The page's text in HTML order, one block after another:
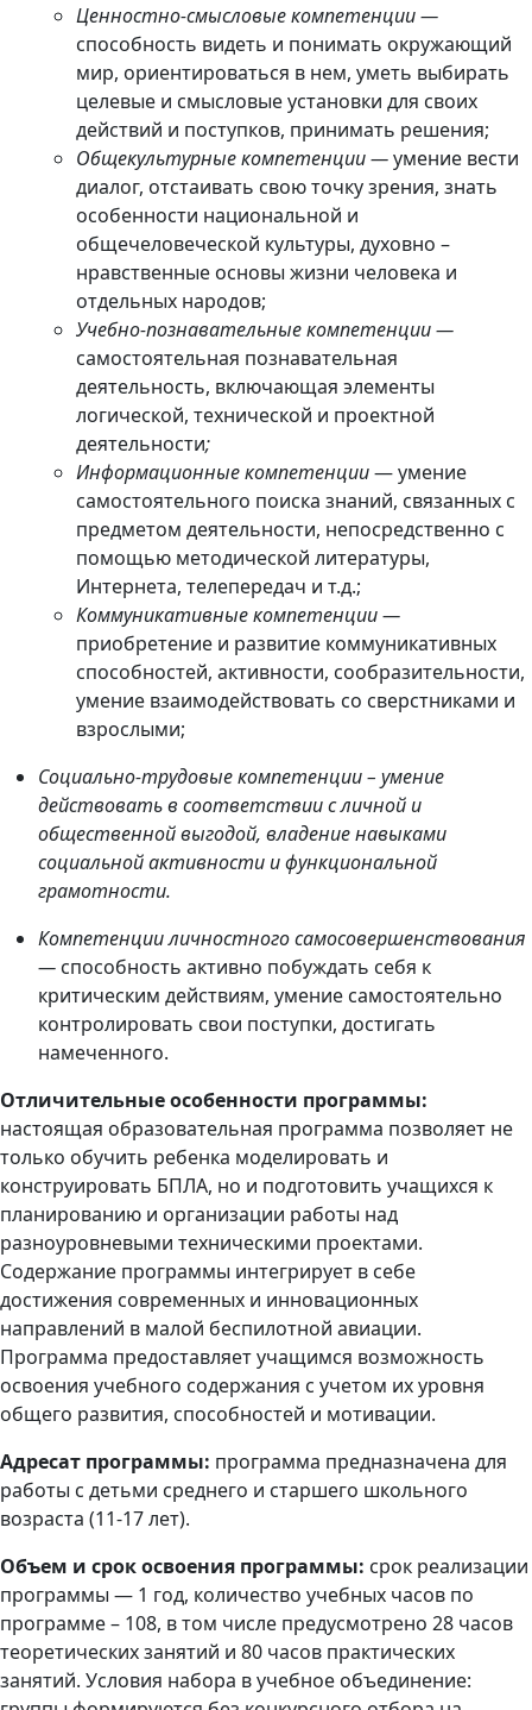
Ценностно-смысловые компетенции —
способность видеть и понимать окружающий
мир, ориентироваться в нем, уметь выбирать
целевые и смысловые установки для своих
действий и поступков, принимать решения;
Общекультурные компетенции —умение вести
диалог, отстаивать свою точку зрения, знать
особенности национальной и
общечеловеческой культуры, духовно –
нравственные основы жизни человека и
отдельных народов;
Учебно-познавательные компетенции —
самостоятельная познавательная
деятельность, включающая элементы
логической, технической и проектной
деятельности;
Информационные компетенции— умение
самостоятельного поиска знаний, связанных с
предметом деятельности, непосредственно с
помощью методической литературы,
Интернета, телепередач и т.д.;
Коммуникативные компетенции —
приобретение и развитие коммуникативных
способностей, активности, сообразительности,
умение взаимодействовать со сверстниками и
взрослыми;
Социально-трудовые компетенции– умение
действовать в соответствии с личной и
общественной выгодой, владение навыками
социальной активности и функциональной
грамотности.
Компетенции личностного самосовершенствования
— способность активно побуждать себя к
критическим действиям, умение самостоятельно
контролировать свои поступки, достигать
намеченного.
Отличительные особенности программы:
настоящая образовательная программа позволяет не
только обучить ребенка моделировать и
конструировать БПЛА, но и подготовить учащихся к
планированию и организации работы над
разноуровневыми техническими проектами.
Содержание программы интегрирует в себе
достижения современных и инновационных
направлений в малой беспилотной авиации.
Программа предоставляет учащимся возможность
освоения учебного содержания с учетом их уровня
общего развития, способностей и мотивации.
Адресат программы: программа предназначена для
работы с детьми среднего и старшего школьного
возраста (11-17 лет).
Объем и срок освоения программы: срок реализации
программы — 1 год, количество учебных часов по
программе – 108, в том числе предусмотрено 28 часов
теоретических занятий и 80 часов практических
занятий. Условия набора в учебное объединение: